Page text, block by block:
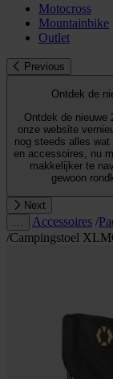
Motocross
Mountainbike
Outlet
Previous
Ontdek de
Ontdek de nieuwe
onze website
nog steeds alles
en accessoires, nu
makkelijker te
gewoon
Next
Accessoires /
/Campingstoel